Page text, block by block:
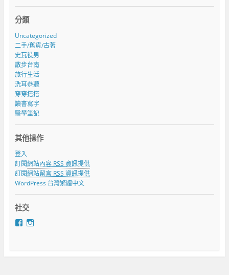
分類
Uncategorized
二手/舊貨/古著
史瓦役男
散步台南
旅行生活
洗耳恭聽
穿穿搭搭
讀書寫字
醫學筆記
其他操作
登入
訂閱網站內容 RSS 資訊提供
訂閱網站留言 RSS 資訊提供
WordPress 台灣繁體中文
社交
在
e
t